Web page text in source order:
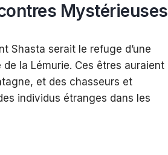
Mystérieuses
Shasta serait le refuge d’une
la Lémurie. Ces êtres auraient
et des chasseurs et
individus étranges dans les